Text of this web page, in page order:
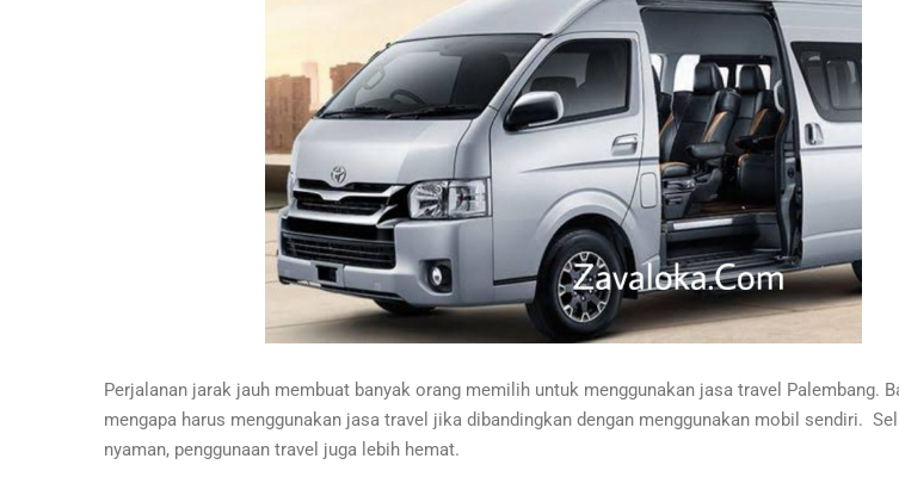
Perjalanan jarak jauh membuat banyak orang memilih untuk menggunakan jasa travel Palembang.
mengapa harus menggunakan jasa travel jika dibandingkan dengan menggunakan mobil sendiri.
nyaman, penggunaan travel juga lebih hemat.